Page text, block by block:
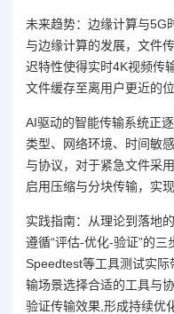
未来趋势：边缘计算与5G
与边缘计算的发展，文件
迟特性使得实时4K视频传
文件缓存至离用户更近的
AI驱动的智能传输系统正
类型、网络环境、时间敏
与协议，对于紧急文件采
启用压缩与分块传输，实现
实践指南：从理论到落地
遵循“评估-优化-验证”的
Speedtest等工具测试实
输场景选择合适的工具与
验证传输效果,形成持续优